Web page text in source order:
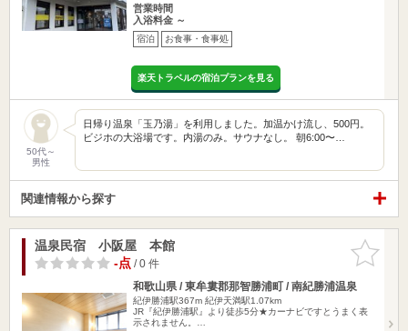
営業時間
入浴料金 ～
宿泊 お食事・食事処
楽天トラベルの宿泊プランを見る
50代～
男性
日帰り温泉「玉乃湯」を利用しました。加温かけ流し、500円。
ビジホの大浴場です。内湯のみ。サウナなし。 朝6:00〜…
関連情報から探す
お気に入
りに追加
温泉民宿 小阪屋 本館
-点/ 0 件
和歌山県 / 東牟婁郡那智勝浦町 / 南紀勝浦温泉
紀伊勝浦駅367m 紀伊天満駅1.07km
JR『紀伊勝浦駅』より徒歩5分★カーナビですとうまく表
示されません。…